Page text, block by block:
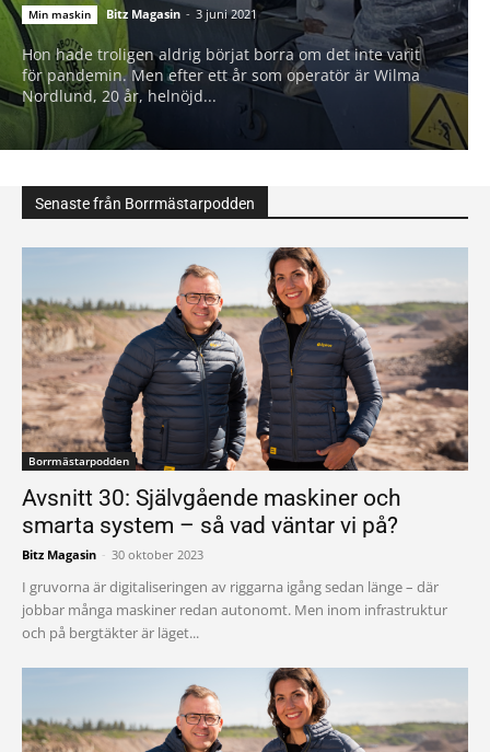
Min maskin Bitz Magasin - 3 juni 2021
Hon hade troligen aldrig börjat borra om det inte varit
för pandemin. Men efter ett år som operatör är Wilma
Nordlund, 20 år, helnöjd...
Senaste från Borrmästarpodden
Borrmästarpodden
Avsnitt 30: Självgående maskiner och
smarta system – så vad väntar vi på?
Bitz Magasin - 30 oktober 2023
I gruvorna är digitaliseringen av riggarna igång sedan länge – där
jobbar många maskiner redan autonomt. Men inom infrastruktur
och på bergtäkter är läget...